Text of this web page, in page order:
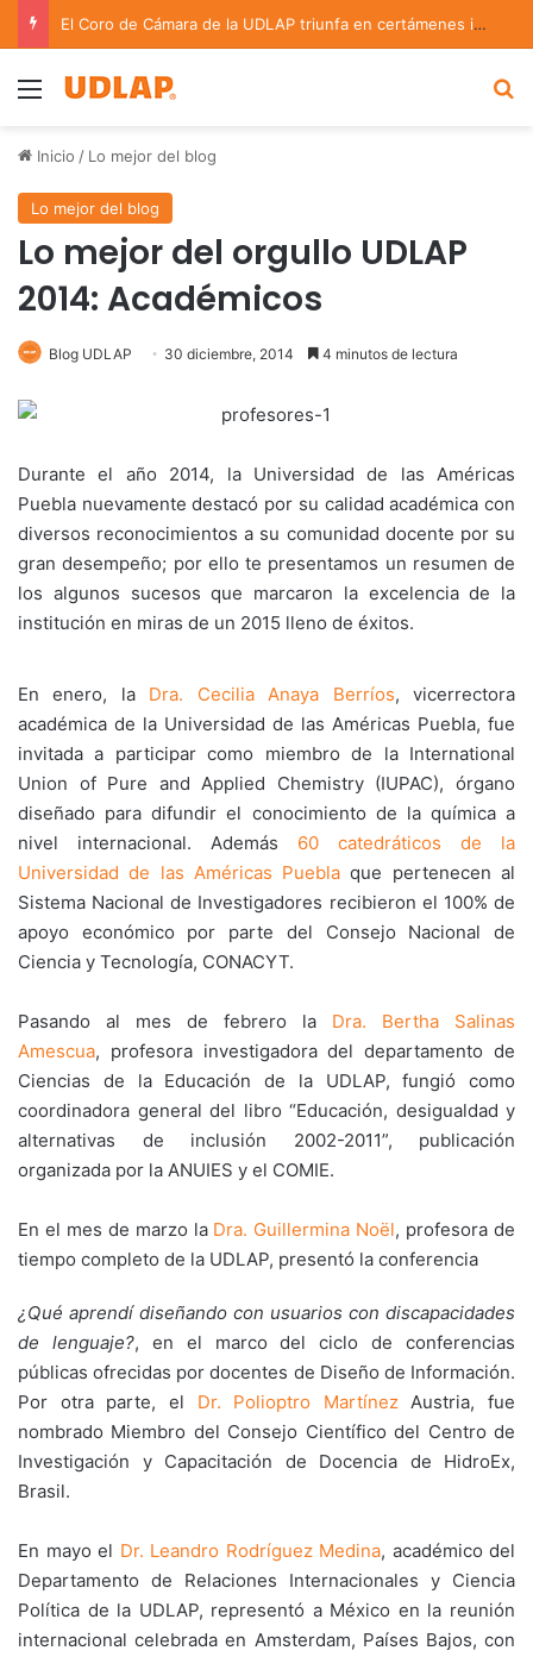
El Coro de Cámara de la UDLAP triunfa en certámenes internacionales celebrados en España
Menu
Inicio / Lo mejor del blog
Lo mejor del blog
Lo mejor del orgullo UDLAP
2014: Académicos
Blog UDLAP 30 diciembre, 2014 4 minutos de lectura
Durante el año 2014, la Universidad de las Américas
Puebla nuevamente destacó por su calidad académica con
diversos reconocimientos a su comunidad docente por su
gran desempeño; por ello te presentamos un resumen de
los algunos sucesos que marcaron la excelencia de la
institución en miras de un 2015 lleno de éxitos.
En enero, la Dra. Cecilia Anaya Berríos, vicerrectora
académica de la Universidad de las Américas Puebla, fue
invitada a participar como miembro de la International
Union of Pure and Applied Chemistry (IUPAC), órgano
diseñado para difundir el conocimiento de la química a
nivel internacional. Además 60 catedráticos de la
Universidad de las Américas Puebla que pertenecen al
Sistema Nacional de Investigadores recibieron el 100% de
apoyo económico por parte del Consejo Nacional de
Ciencia y Tecnología, CONACYT.
Pasando al mes de febrero la Dra. Bertha Salinas
Amescua, profesora investigadora del departamento de
Ciencias de la Educación de la UDLAP, fungió como
coordinadora general del libro “Educación, desigualdad y
alternativas de inclusión 2002-2011”, publicación
organizada por la ANUIES y el COMIE.
En el mes de marzo la Dra. Guillermina Noël, profesora de
tiempo completo de la UDLAP, presentó la conferencia
¿Qué aprendí diseñando con usuarios con discapacidades
de lenguaje?, en el marco del ciclo de conferencias
públicas ofrecidas por docentes de Diseño de Información.
Por otra parte, el Dr. Polioptro MartínezAustria, fue
nombrado Miembro del Consejo Científico del Centro de
Investigación y Capacitación de Docencia de HidroEx,
Brasil.
En mayo el Dr. Leandro Rodríguez Medina, académico del
Departamento de Relaciones Internacionales y Ciencia
Política de la UDLAP, representó a México en la reunión
internacional celebrada en Amsterdam, Países Bajos, con